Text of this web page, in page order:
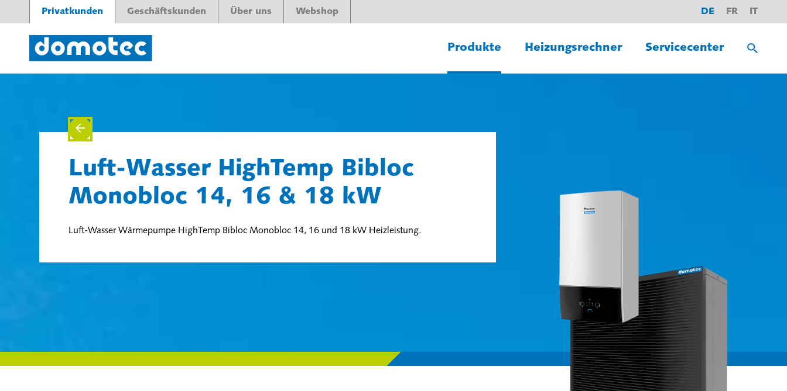
Privatkunden Geschäftskunden Über uns Webshop DE FR IT
Produkte Heizungsrechner Servicecenter
Luft-Wasser HighTemp Bibloc
Monobloc 14, 16 & 18 kW
Luft-Wasser Wärmepumpe HighTemp Bibloc Monobloc 14, 16 und 18 kW Heizleistung.